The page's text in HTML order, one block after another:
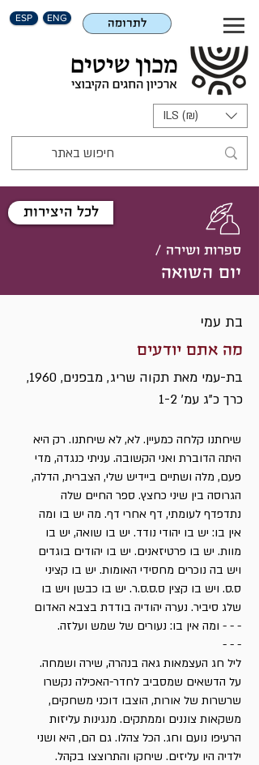
ESP ENG לתרומה
ILS (₪)
לכל היצירות
ספרות ושירה /
יום השואה
בת עמי
מה אתם יודעים
בת-עמי מאת תקוה שריג, מבפנים, 1960,
כרך כ"ג עמ' 1-2
שיחתנו קלחה כמעיין. לא, לא שיחתנו. רק היא
היתה הדוברת ואני הקשובה. עניתי כנגדה, מדי
פעם, מלה ושתיים ביידיש שלי, הצברית, הדלה,
הגרוסה בין שיני כחצץ. ספר החיים שלה
נתדפדף לעומתי, דף אחרי דף. מה יש בו ומה
אין בו: יש בו יהודי נודד. יש בו שואה, יש בו
מוות. יש בו פרטיזאנים. יש בו יהודים בוגדים
ויש בה נוכרים מחסידי האומות. יש בו קציני
ס.ס. ויש בו קצין ס.ס.ס.ר. יש בו כבשן ויש בו
שלג סיביר. נערה יהודיה בודדת בצבא האדום
- - - ומה אין בו: נעורים של שמש ועלזה.
- - -
ליל חג העצמאות גאה בנהרה, שירה ושמחה.
על הדשאים שמסביב לחדר-האכילה נקשרו
שרשרות של אורות, הוצבו דוכני משחקים,
משקאות צוננים וממתקים. מנגינות עליזות
הרעיפו נועם וחג. הכל צהלו. גם הם, היא ושני
ילדיה היו עליזים. שיחקו והתרוצצו בקהל.